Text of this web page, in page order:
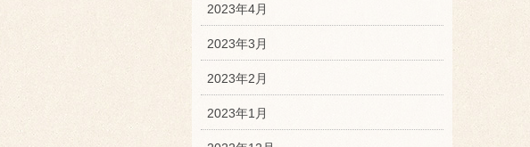
2023年4月
2023年3月
2023年2月
2023年1月